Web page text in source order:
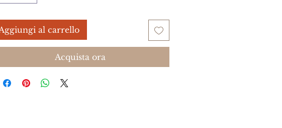
al carrello
Acquista ora